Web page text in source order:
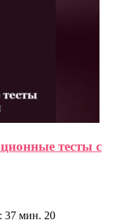
тесты с
37 мин. 20